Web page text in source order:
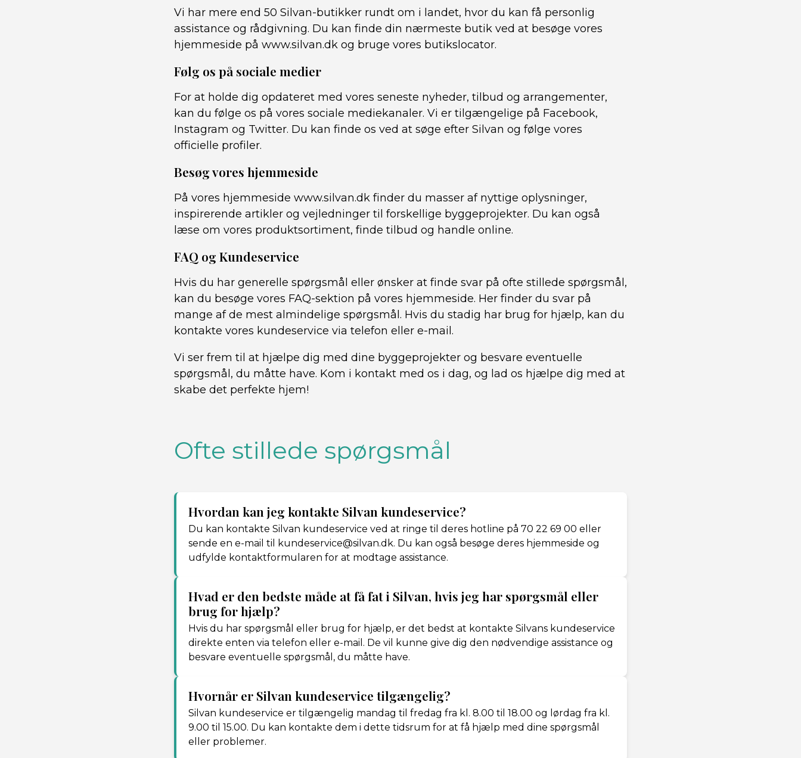
Vi har mere end 50 Silvan-butikker rundt om i landet, hvor du kan få personlig
assistance og rådgivning. Du kan finde din nærmeste butik ved at besøge vores
hjemmeside på www.silvan.dk og bruge vores butikslocator.
Følg os på sociale medier
For at holde dig opdateret med vores seneste nyheder, tilbud og arrangementer,
kan du følge os på vores sociale mediekanaler. Vi er tilgængelige på Facebook,
Instagram og Twitter. Du kan finde os ved at søge efter Silvan og følge vores
officielle profiler.
Besøg vores hjemmeside
På vores hjemmeside www.silvan.dk finder du masser af nyttige oplysninger,
inspirerende artikler og vejledninger til forskellige byggeprojekter. Du kan også
læse om vores produktsortiment, finde tilbud og handle online.
FAQ og Kundeservice
Hvis du har generelle spørgsmål eller ønsker at finde svar på ofte stillede spørgsmål,
kan du besøge vores FAQ-sektion på vores hjemmeside. Her finder du svar på
mange af de mest almindelige spørgsmål. Hvis du stadig har brug for hjælp, kan du
kontakte vores kundeservice via telefon eller e-mail.
Vi ser frem til at hjælpe dig med dine byggeprojekter og besvare eventuelle
spørgsmål, du måtte have. Kom i kontakt med os i dag, og lad os hjælpe dig med at
skabe det perfekte hjem!
Ofte stillede spørgsmål
Hvordan kan jeg kontakte Silvan kundeservice?
Du kan kontakte Silvan kundeservice ved at ringe til deres hotline på 70 22 69 00 eller
sende en e-mail til kundeservice@silvan.dk. Du kan også besøge deres hjemmeside og
udfylde kontaktformularen for at modtage assistance.
Hvad er den bedste måde at få fat i Silvan, hvis jeg har spørgsmål eller
brug for hjælp?
Hvis du har spørgsmål eller brug for hjælp, er det bedst at kontakte Silvans kundeservice
direkte enten via telefon eller e-mail. De vil kunne give dig den nødvendige assistance og
besvare eventuelle spørgsmål, du måtte have.
Hvornår er Silvan kundeservice tilgængelig?
Silvan kundeservice er tilgængelig mandag til fredag fra kl. 8.00 til 18.00 og lørdag fra kl.
9.00 til 15.00. Du kan kontakte dem i dette tidsrum for at få hjælp med dine spørgsmål
eller problemer.